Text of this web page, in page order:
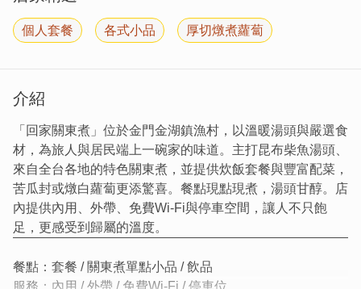
個人套餐 各式小品 厚切燉煮蘿蔔
介紹
「回家關東煮」位於金門金湖鎮漁村，以溫暖湯頭與嚴選食
材，為旅人與居民端上一碗家的味道。主打昆布柴魚湯頭、
來自全台各地的特色關東煮，並提供炊飯套餐與豐富配菜，
苦瓜封或燉白蘿蔔更添驚喜。餐點現點現煮，湯頭甘醇。店
內提供內用、外帶、免費Wi-Fi與停車空間，讓人不只飽
足，更感受到歸屬的溫度。
餐點：套餐 / 關東煮單點小品 / 飲品
服務：內用 / 外帶 / 免費Wi-Fi / 停車位